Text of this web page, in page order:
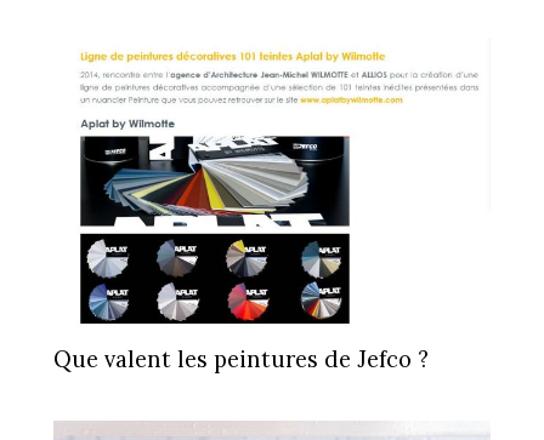
Que valent les peintures de Jefco ?